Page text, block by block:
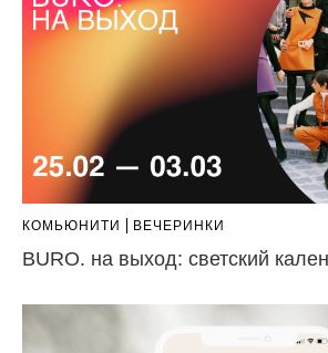
КОМЬЮНИТИ ВЕЧЕРИНКИ
BURO. на выход: светский